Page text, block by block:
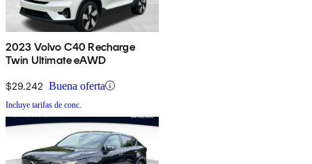
2023 Volvo C40 Recharge
Twin Ultimate eAWD
$29,242 Buena oferta
Incluye tarifas de conc.